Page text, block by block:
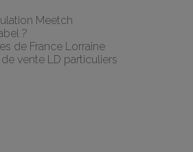
Meetch
?
de France Lorraine
vente LD particuliers